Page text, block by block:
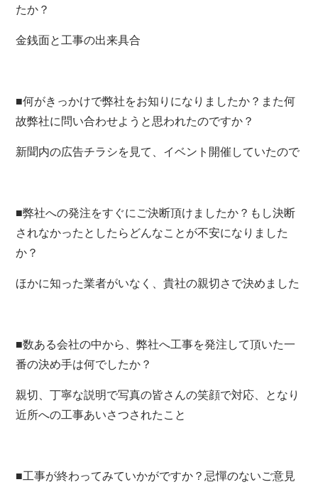
たか？
金銭面と工事の出来具合
■何がきっかけで弊社をお知りになりましたか？また何
故弊社に問い合わせようと思われたのですか？
新聞内の広告チラシを見て、イベント開催していたので
■弊社への発注をすぐにご決断頂けましたか？もし決断
されなかったとしたらどんなことが不安になりました
か？
ほかに知った業者がいなく、貴社の親切さで決めました
■数ある会社の中から、弊社へ工事を発注して頂いた一
番の決め手は何でしたか？
親切、丁寧な説明で写真の皆さんの笑顔で対応、となり
近所への工事あいさつされたこと
■工事が終わってみていかがですか？忌憚のないご意見